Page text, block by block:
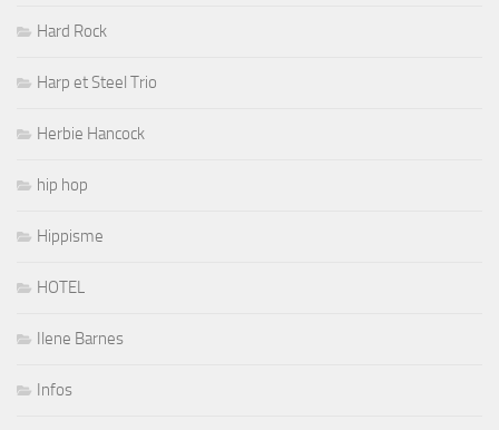
Hard Rock
Harp et Steel Trio
Herbie Hancock
hip hop
Hippisme
HOTEL
Ilene Barnes
Infos